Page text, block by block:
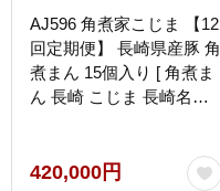
AJ596 角煮家こじま 【12
回定期便】 長崎県産豚 角
煮まん 15個入り [ 角煮ま
ん 長崎 こじま 長崎名物
単 こじま 角煮家こじま
420,000円